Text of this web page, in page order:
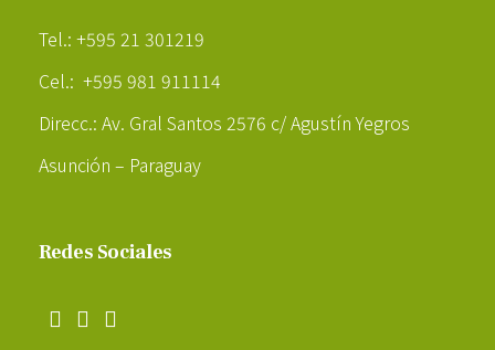
Tel.: +595 21 301219
Cel.: +595 981 911114
Direcc.: Av. Gral Santos 2576 c/ Agustín Yegros
Asunción – Paraguay
Redes Sociales